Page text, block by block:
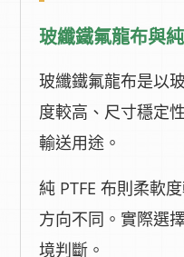
玻纖鐵氟龍布與
玻纖鐵氟龍布是以
度較高、尺寸穩定
輸送用途。
純 PTFE 布則柔軟
方向不同。實際選
境判斷。